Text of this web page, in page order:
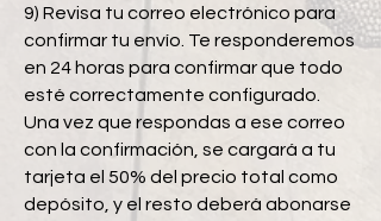
9) Revisa tu correo electrónico para
confirmar tu envío. Te responderemos
en 24 horas para confirmar que todo
esté correctamente configurado.
Una vez que respondas a ese correo
con la confirmación, se cargará a tu
tarjeta el 50% del precio total como
depósito, y el resto deberá abonarse